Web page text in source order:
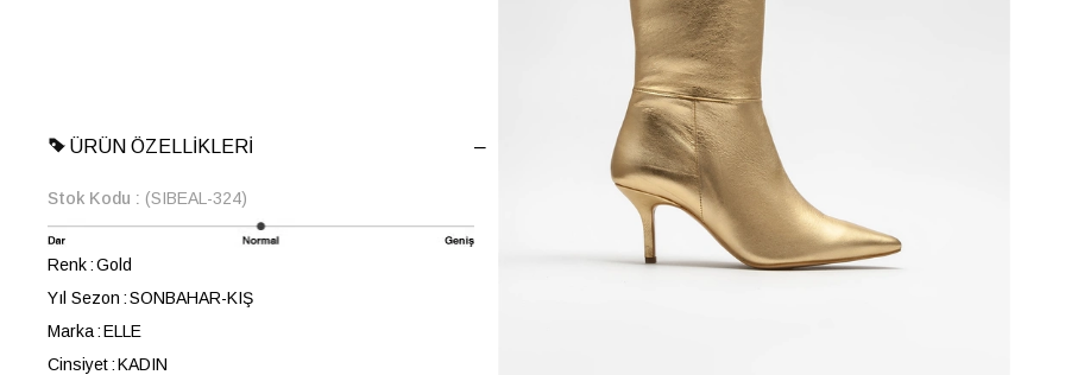
ÜRÜN ÖZELLIKLERI
Stok Kodu (SIBEAL-324)
Renk Gold
Yıl Sezon SONBAHAR-KIŞ
Marka ELLE
Cinsiyet KADIN